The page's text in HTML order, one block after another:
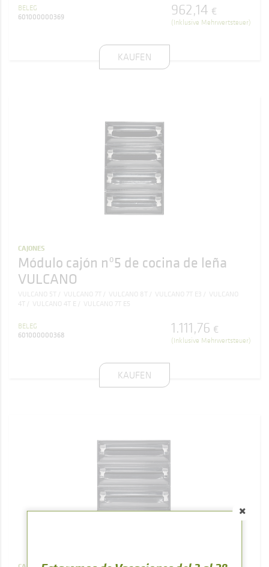
BELEG
601000000369
962,14 €
(Inklusive Mehrwertsteuer)
KAUFEN
CAJONES
Módulo cajón nº5 de cocina de leña
VULCANO
VULCANO 5T VULCANO 7T VULCANO 8T VULCANO 7T E3
VULCANO
4T
VULCANO 4T E VULCANO 7T E5
BELEG
601000000368
1.111,76 €
(Inklusive Mehrwertsteuer)
KAUFEN